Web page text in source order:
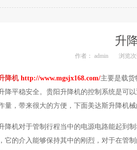
升
作者： admin 浏览
降机 http://www.mgsjx168.com/主要是载
降平稳安全。贵阳升降机的控制系统是可
量，带来很大的方便，下面美达斯升降机
降机对于管制行程当中的电源电路能起到
它的介入能够保持其中的刚烈，对于在管